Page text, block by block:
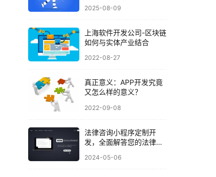
2025-08-09
上海软件开发公司-区块链
如何与实体产业结合
2022-08-27
真正意义：APP开发究竟
又怎么样的意义？
2022-09-08
法律咨询小程序定制开
发，全面解答您的法律问
2024-05-06